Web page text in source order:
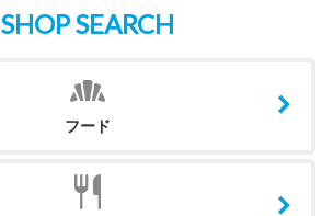
SHOP SEARCH
フード